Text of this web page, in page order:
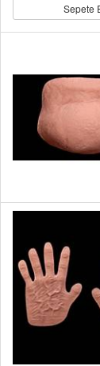
Sepete